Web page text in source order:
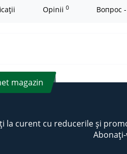
Opinii 0 Вопрос
magazin
la curent cu reducerile și